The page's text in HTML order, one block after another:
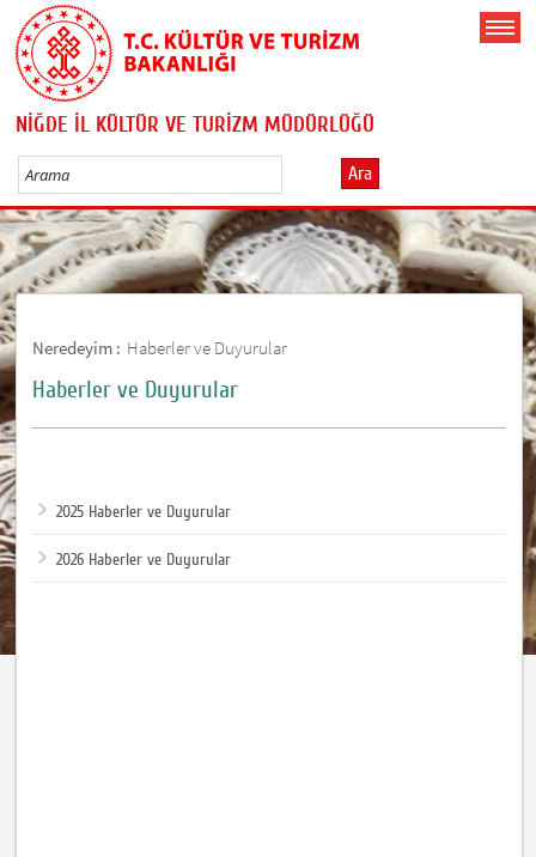
NİĞDE İL KÜLTÜR VE TURİZM MÜDÜRLÜĞÜ
Ara
Neredeyim : Haberler ve Duyurular
Haberler ve Duyurular
2025 Haberler ve Duyurular
2026 Haberler ve Duyurular